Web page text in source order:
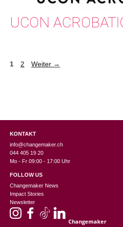
UCON
Seite
1 Seite
2 Weiter →
KONTAKT
info@changemaker.ch
044 405 19 20
Mo - Fr 09:00 - 17:00 Uhr
FOLLOW US
Changemaker News
Impact Stories
Newsletter
Changemaker